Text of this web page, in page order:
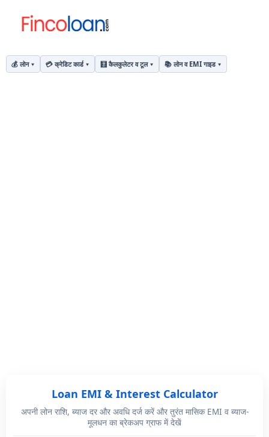
💰 लोन 💳 क्रेडिट कार्ड 🧮 कैलकुलेटर व टूल 📚 लोन व EMI गाइड
EMI
Loan EMI & Interest Calculator
अपनी लोन राशि, ब्याज दर और अवधि दर्ज करें और तुरंत मासिक EMI व ब्याज-
मूलधन का ब्रेकअप ग्राफ में देखें